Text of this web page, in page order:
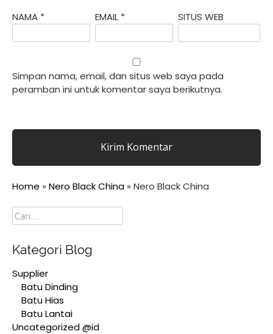
NAMA * EMAIL * SITUS WEB
Simpan nama, email, dan situs web saya pada
peramban ini untuk komentar saya berikutnya.
Home » Nero Black China » Nero Black China
Cari
Kategori Blog
Supplier
Batu Dinding
Batu Hias
Batu Lantai
Uncategorized @id